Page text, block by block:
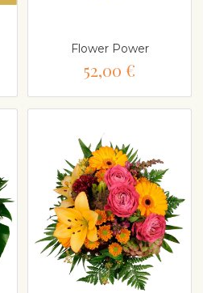
Flower Power
52,00 €